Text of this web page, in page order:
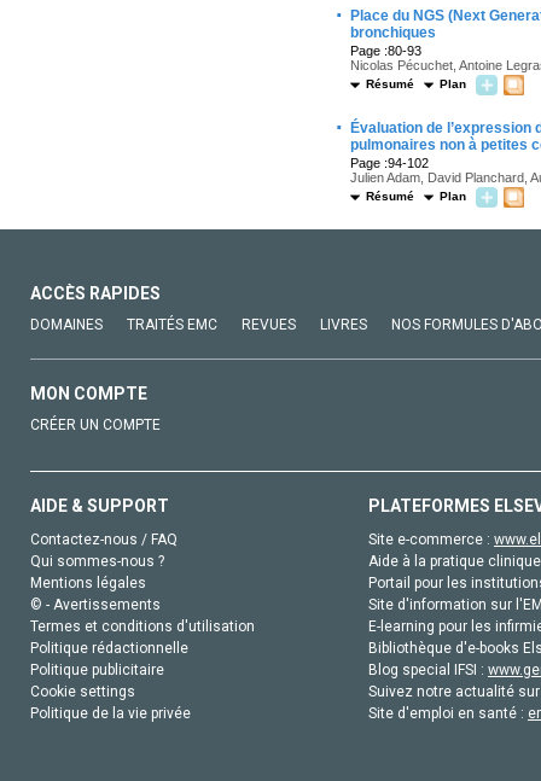
·
Place du NGS (Next
bronchiques
Page :80-93
Nicolas Pécuchet, Antoine
Résumé Plan
·
Évaluation de
pulmonaires non à petites
Page :94-102
Julien Adam, David Planchard,
Résumé Plan
ACCÈS RAPIDES
DOMAINES TRAITÉS EMC REVUES LIVRES NOS FORMULES
MON COMPTE
CRÉER UN COMPTE
AIDE & SUPPORT
Contactez-nous / FAQ
Qui sommes-nous ?
Mentions légales
© - Avertissements
Termes et conditions d'utilisation
Politique rédactionnelle
Politique publicitaire
Cookie settings
Politique de la vie privée
PLATEFORMES
Site e-commerce :
Aide à la pratique
Portail pour les
Site d'information sur
E-learning pour les
Bibliothèque d'e-books
Blog special IFSI :
Suivez notre actualité
Site d'emploi en santé :